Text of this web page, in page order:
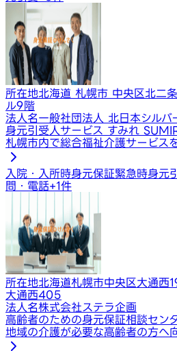
所在地北海道 札幌市 中央区北二
ル9階
法人名一般社団法人 北日本シルバ
身元引受人サービス すみれ
札幌市内で総合福祉介護サービス
入院・入所時身元保証緊急時身元
問・電話+1件
所在地北海道札幌市中央区大通西
大通西405
法人名株式会社ステラ企画
高齢者のための身元保証相談セン
地域の介護が必要な高齢者の方へ